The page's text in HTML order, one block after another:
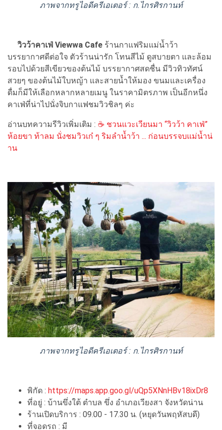
ภาพจากทรูไอดีครีเอเตอร์ : ก.ไกรศิรกานท์
วิวว้าคาเฟ่ Viewwa Cafe ร้านกาแฟริมแม่น้ำว้า
บรรยากาศดีต่อใจ ตัวร้านน่ารัก โทนสีไม้ ดูสบายตา และล้อม
รอบไปด้วยสีเขียวของต้นไม้ บรรยากาศสดชื่น มีวิวทิวทัศน์
สวยๆ ของต้นไม้ใบหญ้า และสายน้ำให้มอง ขนมและเครื่อง
ดื่มก็มีให้เลือกหลากหลายเมนู ในราคามิตรภาพ เป็นอีกหนึ่ง
คาเฟ่ที่น่าไปนั่งจิบกาแฟชมวิวชิลๆ ค่ะ
อ่านบทความรีวิวเพิ่มเติม : ☕ ชวนแวะเวียนมา “วิวว้า คาเฟ่”
ห้อยขา ท้าลม นั่งชมวิวเก๋ ๆ ริมลำน้ำว้า ... ก่อนบรรจบแม่น้ำน่
าน
ภาพจากทรูไอดีครีเอเตอร์ : ก.ไกรศิรกานท์
พิกัด : https://maps.app.goo.gl/uQp5XNnHBv18ixDr8
ที่อยู่ : บ้านขึ่งใต้ ตำบล ขึ่ง อำเภอเวียงสา จังหวัดน่าน
ร้านเปิดบริการ : 09.00 - 17.30 น. (หยุดวันพฤหัสบดี)
ที่จอดรถ : มี